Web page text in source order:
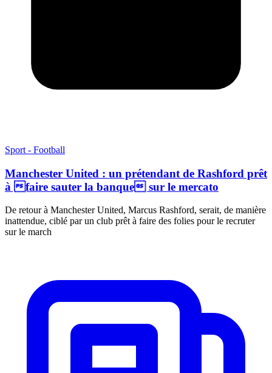
Sport - Football
Manchester United : un prétendant de Rashford prêt
à faire sauter la banque sur le mercato
De retour à Manchester United, Marcus Rashford, serait, de manière
inattendue, ciblé par un club prêt à faire des folies pour le recruter
sur le march